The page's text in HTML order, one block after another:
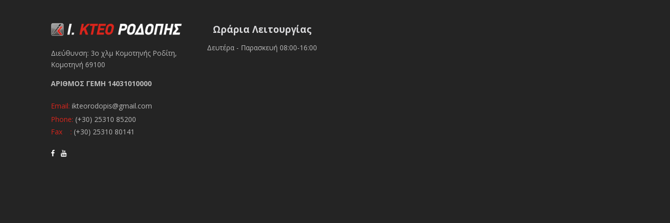
Διεύθυνση: 3ο χλμ Κομοτηνής Ροδίτη,
Κομοτηνή 69100
ΑΡΙΘΜΟΣ ΓΕΜΗ 14031010000
Email: ikteorodopis@gmail.com
Phone: (+30) 25310 85200
Fax : (+30) 25310 80141
Ωράρια Λειτουργίας
Δευτέρα - Παρασκευή 08:00-16:00